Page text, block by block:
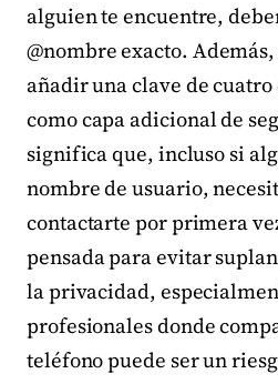
alguien te encuentre,
@nombre exacto.
añadir una clave de
como capa adicional de
significa que, incluso si
nombre de usuario,
contactarte por primera
pensada para evitar
la privacidad,
profesionales donde
teléfono puede ser un